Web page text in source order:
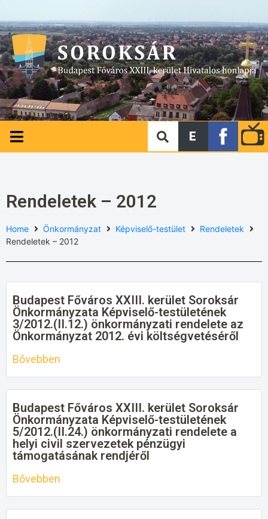
E
Rendeletek – 2012
Home Önkormányzat Képviselő-testület
Rendeletek
Rendeletek – 2012
Budapest Főváros XXIII. kerület Soroksár
Önkormányzata Képviselő-testületének
3/2012.(II.12.) önkormányzati rendelete az
Önkormányzat 2012. évi költségvetéséről
Bővebben
Budapest Főváros XXIII. kerület Soroksár
Önkormányzata Képviselő-testületének
5/2012.(II.24.) önkormányzati rendelete a
helyi civil szervezetek pénzügyi
támogatásának rendjéről
Bővebben